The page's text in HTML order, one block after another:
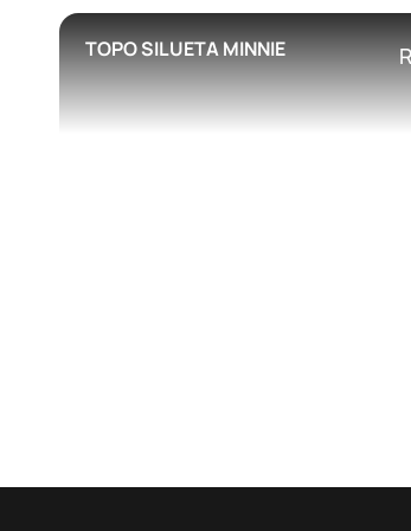
TOPO SILUETA MINNIE